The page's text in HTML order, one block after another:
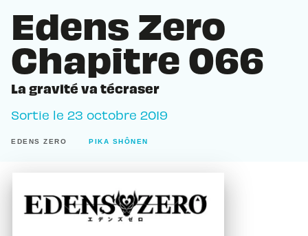
Edens Zero
Chapitre 066
La gravité va técraser
Sortie le 23 octobre 2019
EDENS ZERO PIKA SHÔNEN